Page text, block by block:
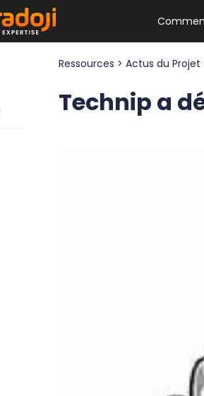
Ressources >Actus du Projet
Technip a